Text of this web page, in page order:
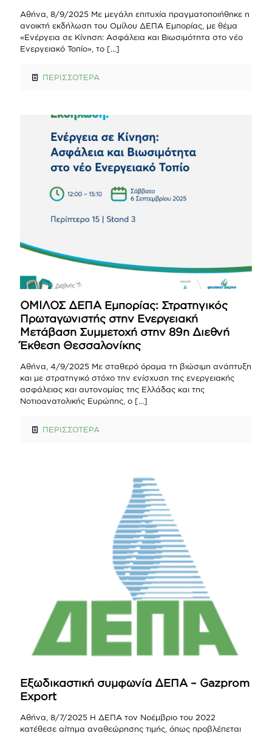
Αθήνα, 8/9/2025 Με μεγάλη επιτυχία πραγματοποιήθηκε η
ανοικτή εκδήλωση του Ομίλου ΔΕΠΑ Εμπορίας, με θέμα
«Ενέργεια σε Κίνηση: Ασφάλεια και Βιωσιμότητα στο νέο
Ενεργειακό Τοπίο», το […]
ΠΕΡΙΣΣΟΤΕΡΑ
ΟΜΙΛΟΣ ΔΕΠΑ Εμπορίας: Στρατηγικός
Πρωταγωνιστής στην Ενεργειακή
Μετάβαση Συμμετοχή στην 89η Διεθνή
Έκθεση Θεσσαλονίκης
Αθήνα, 4/9/2025 Με σταθερό όραμα τη βιώσιμη ανάπτυξη
και με στρατηγικό στόχο την ενίσχυση της ενεργειακής
ασφάλειας και αυτονομίας της Ελλάδας και της
Νοτιοανατολικής Ευρώπης, ο […]
ΠΕΡΙΣΣΟΤΕΡΑ
Εξωδικαστική συμφωνία ΔΕΠΑ – Gazprom
Export
Αθήνα, 8/7/2025 Η ΔΕΠΑ τον Νοέμβριο του 2022
κατέθεσε αίτημα αναθεώρησης τιμής, όπως προβλέπεται